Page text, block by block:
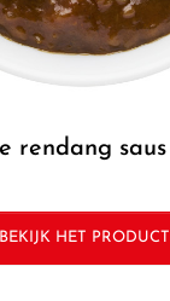
rendang saus
BEKIJK HET PRODUCT